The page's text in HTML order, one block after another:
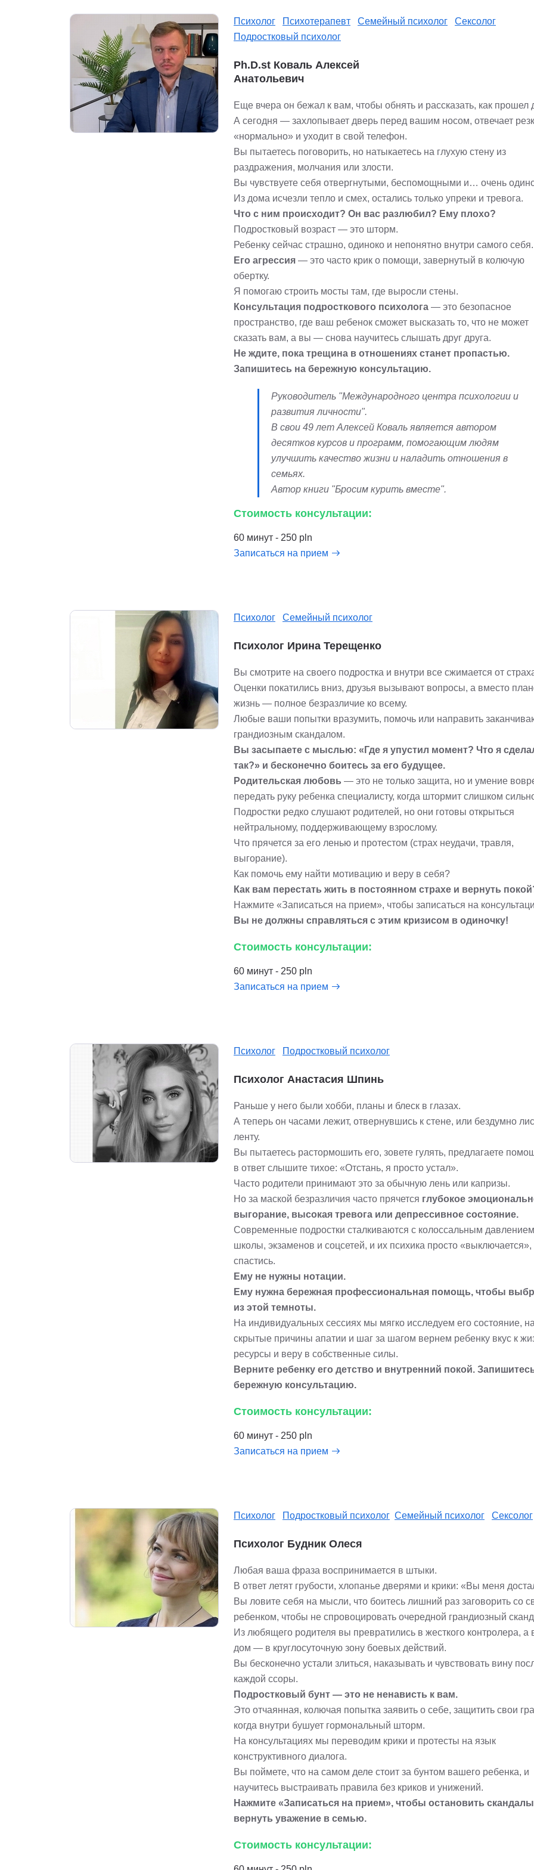
Психолог Психотерапевт Семейный психолог
Сексолог
Подростковый психолог
Ph.D.st Коваль Алексей
Анатольевич
Еще вчера он бежал к вам, чтобы обнять и рассказать, как прошел
А сегодня — захлопывает дверь перед вашим носом, отвечает
«нормально» и уходит в свой телефон.
Вы пытаетесь поговорить, но натыкаетесь на глухую стену из
раздражения, молчания или злости.
Вы чувствуете себя отвергнутыми, беспомощными и… очень
Из дома исчезли тепло и смех, остались только упреки и тревога.
Что с ним происходит? Он вас разлюбил? Ему плохо?
Подростковый возраст — это шторм.
Ребенку сейчас страшно, одиноко и непонятно внутри самого себя.
Его агрессия — это часто крик о помощи, завернутый в колючую
обертку.
Я помогаю строить мосты там, где выросли стены.
Консультация подросткового психолога — это безопасное
пространство, где ваш ребенок сможет высказать то, что не может
сказать вам, а вы — снова научитесь слышать друг друга.
Не ждите, пока трещина в отношениях станет пропастью.
Запишитесь на бережную консультацию.
Руководитель "Международного центра психологии и
развития личности".
В свои 49 лет Алексей Коваль является автором
десятков курсов и программ, помогающим людям
улучшить качество жизни и наладить отношения в
семьях.
Автор книги "Бросим курить вместе".
Стоимость консультации:
60 минут - 250 pln
Записаться на прием
Психолог Семейный психолог
Психолог Ирина Терещенко
Вы смотрите на своего подростка и внутри все сжимается от
Оценки покатились вниз, друзья вызывают вопросы, а вместо
жизнь — полное безразличие ко всему.
Любые ваши попытки вразумить, помочь или направить
грандиозным скандалом.
Вы засыпаете с мыслью: «Где я упустил момент? Что я
так?» и бесконечно боитесь за его будущее.
Родительская любовь — это не только защита, но и умение
передать руку ребенка специалисту, когда штормит слишком
Подростки редко слушают родителей, но они готовы открыться
нейтральному, поддерживающему взрослому.
Что прячется за его ленью и протестом (страх неудачи, травля,
выгорание).
Как помочь ему найти мотивацию и веру в себя?
Как вам перестать жить в постоянном страхе и вернуть
Нажмите «Записаться на прием», чтобы записаться на
Вы не должны справляться с этим кризисом в одиночку!
Стоимость консультации:
60 минут - 250 pln
Записаться на прием
Психолог Подростковый психолог
Психолог Анастасия Шпинь
Раньше у него были хобби, планы и блеск в глазах.
А теперь он часами лежит, отвернувшись к стене, или бездумно
ленту.
Вы пытаетесь растормошить его, зовете гулять, предлагаете
в ответ слышите тихое: «Отстань, я просто устал».
Часто родители принимают это за обычную лень или капризы.
Но за маской безразличия часто прячется глубокое
выгорание, высокая тревога или депрессивное состояние.
Современные подростки сталкиваются с колоссальным давлением
школы, экзаменов и соцсетей, и их психика просто «выключается»,
спастись.
Ему не нужны нотации.
Ему нужна бережная профессиональная помощь, чтобы
из этой темноты.
На индивидуальных сессиях мы мягко исследуем его состояние,
скрытые причины апатии и шаг за шагом вернем ребенку вкус к
ресурсы и веру в собственные силы.
Верните ребенку его детство и внутренний покой.
бережную консультацию.
Стоимость консультации:
60 минут - 250 pln
Записаться на прием
Психолог Подростковый психолог Семейный психолог Сексолог
Психолог Будник Олеся
Любая ваша фраза воспринимается в штыки.
В ответ летят грубости, хлопанье дверями и крики: «Вы меня
Вы ловите себя на мысли, что боитесь лишний раз заговорить со
ребенком, чтобы не спровоцировать очередной грандиозный
Из любящего родителя вы превратились в жесткого контролера, а
дом — в круглосуточную зону боевых действий.
Вы бесконечно устали злиться, наказывать и чувствовать вину
каждой ссоры.
Подростковый бунт — это не ненависть к вам.
Это отчаянная, колючая попытка заявить о себе, защитить свои
когда внутри бушует гормональный шторм.
На консультациях мы переводим крики и протесты на язык
конструктивного диалога.
Вы поймете, что на самом деле стоит за бунтом вашего ребенка, и
научитесь выстраивать правила без криков и унижений.
Нажмите «Записаться на прием», чтобы остановить
вернуть уважение в семью.
Стоимость консультации: